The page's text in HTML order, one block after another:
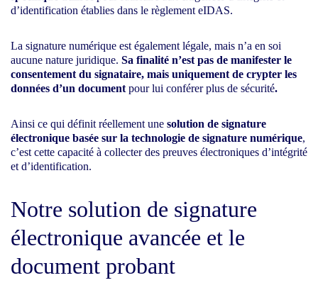
d’identification établies dans le règlement eIDAS.
La signature numérique est également légale, mais n’a en soi
aucune nature juridique. Sa finalité n’est pas de manifester le
consentement du signataire, mais uniquement de crypter les
données d’un document pour lui conférer plus de sécurité.
Ainsi ce qui définit réellement une solution de signature
électronique basée sur la technologie de signature numérique,
c’est cette capacité à collecter des preuves électroniques d’intégrité
et d’identification.
Notre solution de signature
électronique avancée et le
document probant